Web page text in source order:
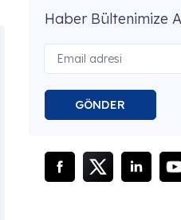
Haber Bültenimize
GÖNDER